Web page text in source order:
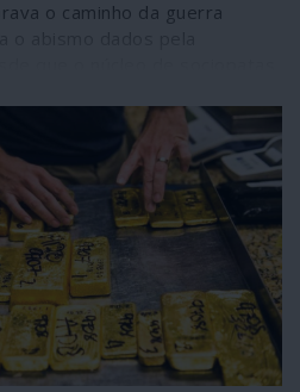
o caminho da guerra
de Washington para
divergências com
em rendida vassalagem,
assim, pelas ameaças de
sobre os povos da América
Uma subserviência na
se esforça por ter lugar de